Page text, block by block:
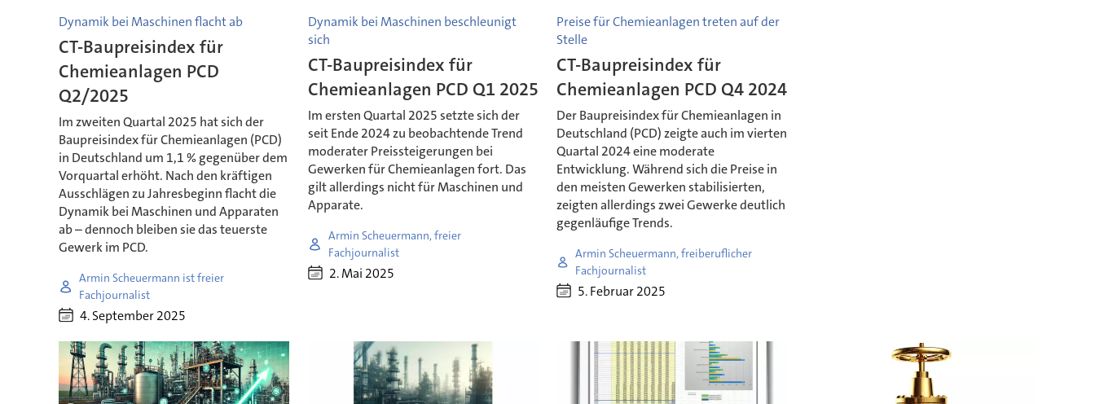
Dynamik bei Maschinen flacht ab
CT-Baupreisindex für
Chemieanlagen PCD
Q2/2025
Im zweiten Quartal 2025 hat sich der
Baupreisindex für Chemieanlagen (PCD)
in Deutschland um 1,1 % gegenüber dem
Vorquartal erhöht. Nach den kräftigen
Ausschlägen zu Jahresbeginn flacht die
Dynamik bei Maschinen und Apparaten
ab – dennoch bleiben sie das teuerste
Gewerk im PCD.
Armin Scheuermann ist freier
Fachjournalist
4. September 2025
Dynamik bei Maschinen beschleunigt
sich
CT-Baupreisindex für
Chemieanlagen PCD Q1 2025
Im ersten Quartal 2025 setzte sich der
seit Ende 2024 zu beobachtende Trend
moderater Preissteigerungen bei
Gewerken für Chemieanlagen fort. Das
gilt allerdings nicht für Maschinen und
Apparate.
Armin Scheuermann, freier
Fachjournalist
2. Mai 2025
Preise für Chemieanlagen treten auf der
Stelle
CT-Baupreisindex für
Chemieanlagen PCD Q4 2024
Der Baupreisindex für Chemieanlagen in
Deutschland (PCD) zeigte auch im vierten
Quartal 2024 eine moderate
Entwicklung. Während sich die Preise in
den meisten Gewerken stabilisierten,
zeigten allerdings zwei Gewerke deutlich
gegenläufige Trends.
Armin Scheuermann, freiberuflicher
Fachjournalist
5. Februar 2025